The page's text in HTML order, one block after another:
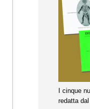
I cinque
redatta